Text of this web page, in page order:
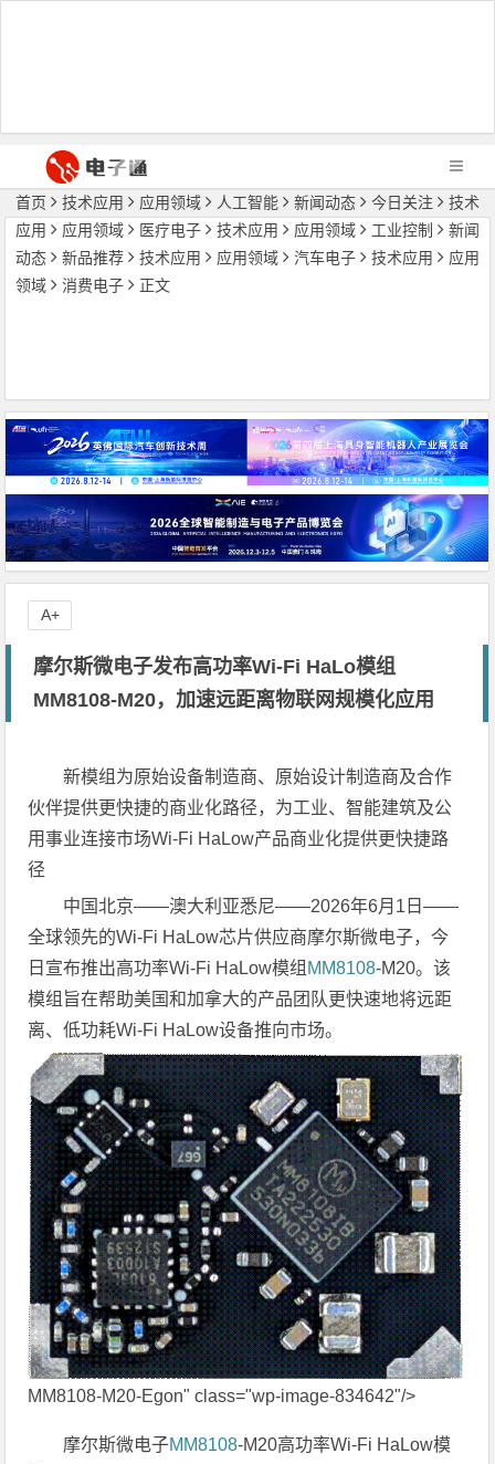
首页 技术应用 应用领域 人工智能 新闻动态 今日关注
技术
应用
应用领域 医疗电子 技术应用 应用领域 工业控制
新闻
动态
新品推荐 技术应用 应用领域 汽车电子 技术应用
应用
领域
消费电子 正文
摩尔斯微电子发布高功率Wi-Fi HaLo模组
MM8108-M20，加速远距离物联网规模化应用
新模组为原始设备制造商、原始设计制造商及合作
伙伴提供更快捷的商业化路径，为工业、智能建筑及公
用事业连接市场Wi-Fi HaLow产品商业化提供更快捷路
径
中国北京——澳大利亚悉尼——2026年6月1日——
全球领先的Wi-Fi HaLow芯片供应商摩尔斯微电子，今
日宣布推出高功率Wi-Fi HaLow模组 MM8108-M20。该
模组旨在帮助美国和加拿大的产品团队更快速地将远距
离、低功耗Wi-Fi HaLow设备推向市场。
MM8108-M20-Egon" class="wp-image-834642"/>
摩尔斯微电子MM8108-M20高功率Wi-Fi HaLow模
A+